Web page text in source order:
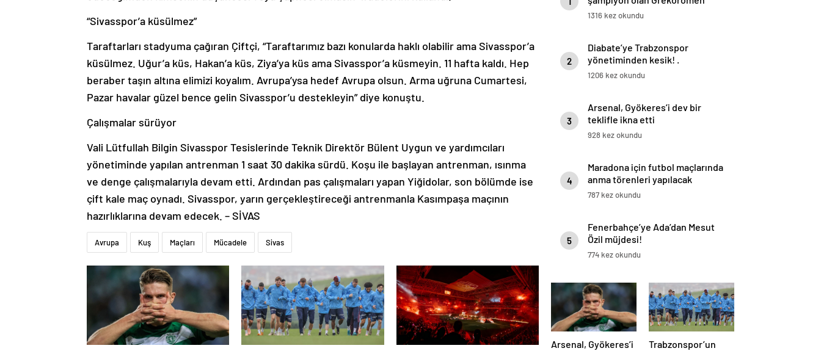
“Sivasspor’a küsülmez”
Taraftarları stadyuma çağıran Çiftçi, “Taraftarımız bazı konularda haklı olabilir ama Sivasspor’a
küsülmez. Uğur’a küs, Hakan’a küs, Ziya’ya küs ama Sivasspor’a küsmeyin. 11 hafta kaldı. Hep
beraber taşın altına elimizi koyalım. Avrupa’ysa hedef Avrupa olsun. Arma uğruna Cumartesi,
Pazar havalar güzel bence gelin Sivasspor’u destekleyin” diye konuştu.
Çalışmalar sürüyor
Vali Lütfullah Bilgin Sivasspor Tesislerinde Teknik Direktör Bülent Uygun ve yardımcıları
yönetiminde yapılan antrenman 1 saat 30 dakika sürdü. Koşu ile başlayan antrenman, ısınma
ve denge çalışmalarıyla devam etti. Ardından pas çalışmaları yapan Yiğidolar, son bölümde ise
çift kale maç oynadı. Sivasspor, yarın gerçekleştireceği antrenmanla Kasımpaşa maçının
hazırlıklarına devam edecek. – SİVAS
Avrupa Kuş Maçları Mücadele Sivas
Güreş Milli Takımı yurda döndü
1316 kez okundu
2
Diabate’ye Trabzonspor
yönetiminden kesik! .
1206 kez okundu
3
Arsenal, Gyökeres’i dev bir
teklifle ikna etti
928 kez okundu
4
Maradona için futbol maçlarında
anma törenleri yapılacak
787 kez okundu
5
Fenerbahçe’ye Ada’dan Mesut
Özil müjdesi!
774 kez okundu
Arsenal, Gyökeres’i
Trabzonspor’un